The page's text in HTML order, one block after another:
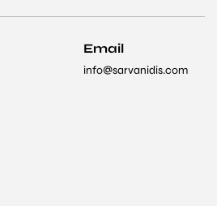
Email
info@sarvanidis.com